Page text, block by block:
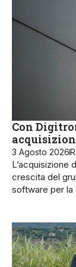
Con
3 Agosto 2026
L’acquisizione
crescita del
software per la